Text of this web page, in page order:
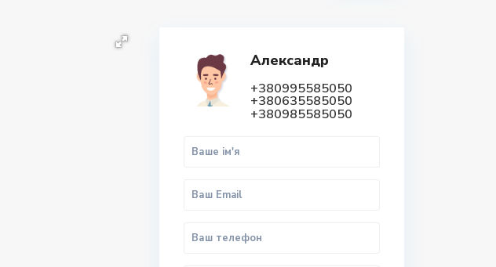
Александр
+380995585050
+380635585050
+380985585050